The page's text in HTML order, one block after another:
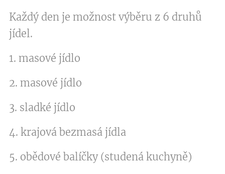
Každý den je možnost výběru z 6 druhů
jídel.
1. masové jídlo
2. masové jídlo
3. sladké jídlo
4. krajová bezmasá jídla
5. obědové balíčky (studená kuchyně)